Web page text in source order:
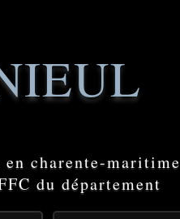
charente-maritime
du département